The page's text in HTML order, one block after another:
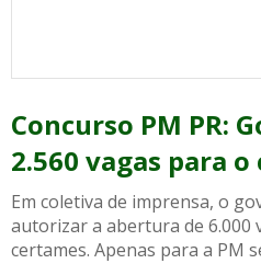
Concurso PM PR:
2.560 vagas para
Em coletiva de imprensa, o
autorizar a abertura de 6.000
certames. Apenas para a PM